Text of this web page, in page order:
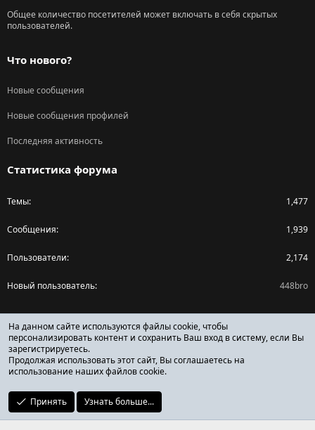
Общее количество посетителей может включать в себя скрытых
пользователей.
Что нового?
Новые сообщения
Новые сообщения профилей
Последняя активность
Статистика форума
Темы 1,477
Сообщения 1,939
Пользователи 2,174
Новый пользователь 448bro
Поделиться страницей
Facebook
X (Twitter)
Reddit
ОТЗЫВЫ ОНЛАЙН ФОРУМ
На данном сайте используются файлы cookie, чтобы
персонализировать контент и сохранить Ваш вход в систему, если Вы
зарегистрируетесь.
Продолжая использовать этот сайт, Вы соглашаетесь на
использование наших файлов cookie.
Принять Узнать больше...